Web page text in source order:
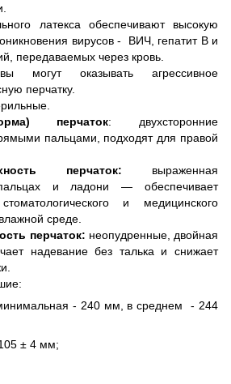
латекса обеспечивают высокую
вирусов - ВИЧ, гепатит В и
передаваемых через кровь.
могут оказывать агрессивное
перчатку.
перчаток: двухсторонние
пальцами, подходят для правой
перчаток: выраженная
и ладони — обеспечивает
и медицинского
среде.
перчаток: неопудренные, двойная
надевание без талька и снижает
- 240 мм, в среднем - 244
± 4 мм;